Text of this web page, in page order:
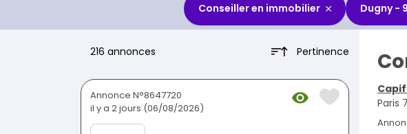
Conseiller en immobilier Dugny -
216 annonces Pertinence
Annonce N°8647720
il y a 2 jours (06/08/2026)
Paris